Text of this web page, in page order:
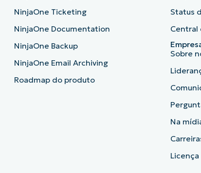
NinjaOne Ticketing
NinjaOne Documentation
NinjaOne Backup
NinjaOne Email Archiving
Roadmap do produto
Status
Central
Sobre
Na
Licença